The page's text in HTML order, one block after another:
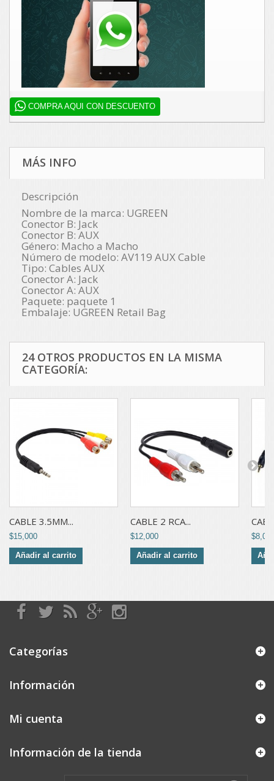
COMPRA AQUI CON DESCUENTO
MÁS INFO
Descripción
Nombre de la marca: UGREEN
Conector B: Jack
Conector B: AUX
Género: Macho a Macho
Número de modelo: AV119 AUX Cable
Tipo: Cables AUX
Conector A: Jack
Conector A: AUX
Paquete: paquete 1
Embalaje: UGREEN Retail Bag
24 OTROS PRODUCTOS EN LA MISMA
CATEGORÍA:
CABLE 3.5MM...
$15,000
Añadir al carrito
CABLE 2 RCA...
$12,000
Añadir al carrito
Categorías
Información
Mi cuenta
Información de la tienda